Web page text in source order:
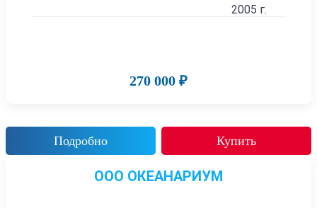
2005 г.
270 000 ₽
Подробно Купить
ООО ОКЕАНАРИУМ